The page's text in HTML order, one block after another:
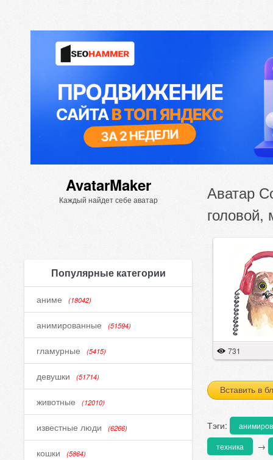
AvatarMaker
Каждый найдет себе аватар
Популярные категории
аниме (18042)
анимированные (51594)
гламурные (5415)
девушки (51714)
животные (12010)
известные люди (6266)
кошки (5864)
Аватар
головой,
731
Вставить в
Тэги:
техника
→